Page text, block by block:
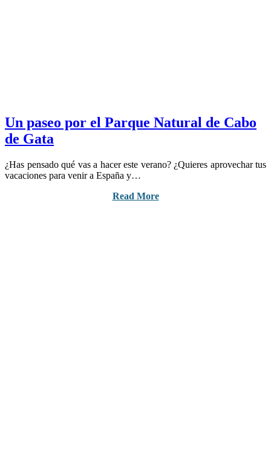
Un paseo por el Parque Natural de Cabo
de Gata
¿Has pensado qué vas a hacer este verano? ¿Quieres aprovechar tus
vacaciones para venir a España y…
Read More